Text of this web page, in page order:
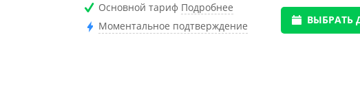
Основной тариф Подробнее
Моментальное подтверждение
ВЫБРАТЬ